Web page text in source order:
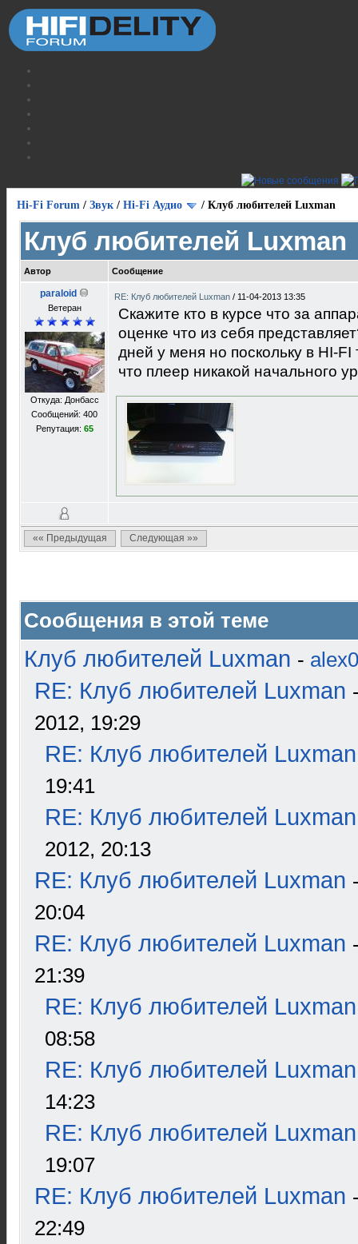
Hi-Fi Forum / Звук / Hi-Fi Аудио / Клуб любителей Luxman
Клуб любителей Luxman
Автор Сообщение
paraloid
Ветеран
Откуда: Донбасс
Сообщений: 400
Репутация: 65
RE: Клуб любителей Luxman / 11-04-2013 13:35
Скажите кто в курсе что за
оценке что из себя
дней у меня но поскольку в HI-
что плеер никакой начального
«« Предыдущая Следующая »»
Сообщения в этой теме
Клуб любителей Luxman -
RE: Клуб любителей Luxman
2012, 19:29
RE: Клуб любителей Luxman
19:41
RE: Клуб любителей Luxman
2012, 20:13
RE: Клуб любителей Luxman
20:04
RE: Клуб любителей Luxman
21:39
RE: Клуб любителей Luxman
08:58
RE: Клуб любителей Luxman
14:23
RE: Клуб любителей Luxman
19:07
RE: Клуб любителей Luxman
22:49